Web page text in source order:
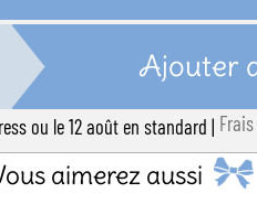
Ajouter
ou le 12 août en standard|
aimerez aussi